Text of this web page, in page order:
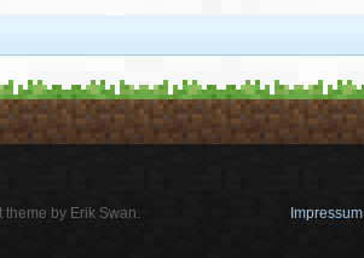
theme by Erik Swan. Impressum